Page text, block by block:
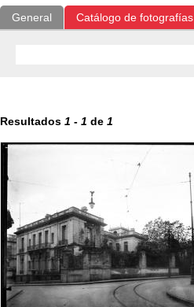
General Catálogo de fotografías
Resultados 1 - 1 de 1